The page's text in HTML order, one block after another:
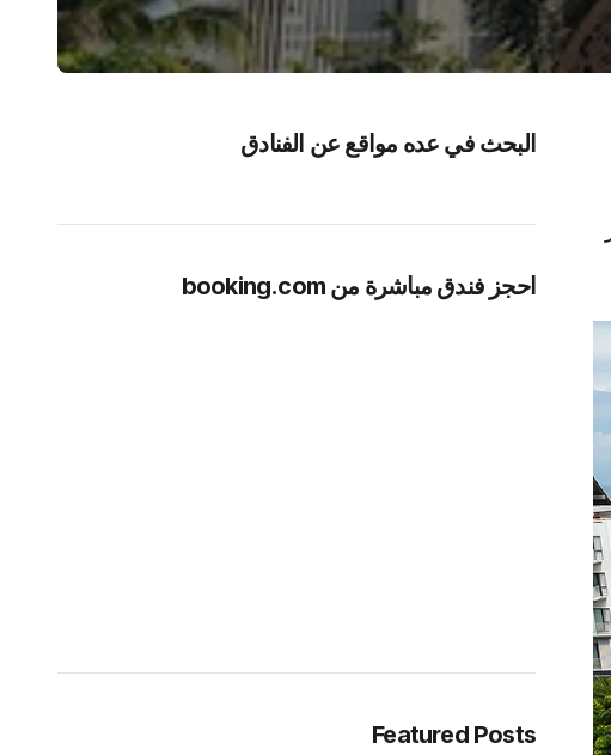
البحث في عده مواقع عن الفنادق
احجز فندق مباشرة من booking.com
Featured Posts